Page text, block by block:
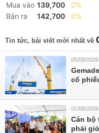
Mua vào 139,700
0%
Bán ra
142,700 0%
Tin tức, bài viết mới nhất về
05/08/2026
cổ
01/08/2026
Cán bộ
phải